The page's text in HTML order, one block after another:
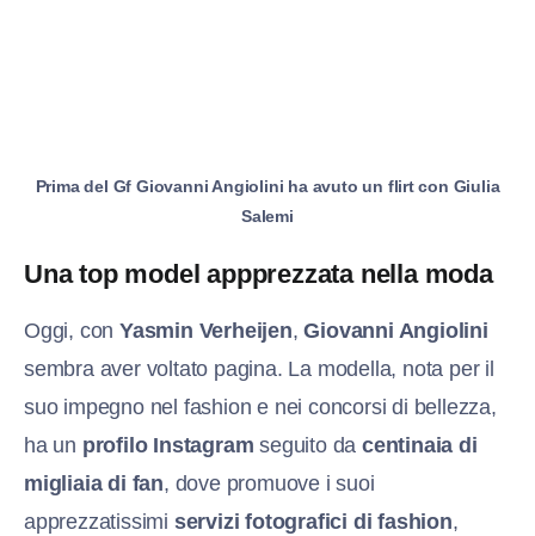
Prima del Gf Giovanni Angiolini ha avuto un flirt con Giulia
Salemi
Una top model appprezzata nella moda
Oggi, con Yasmin Verheijen,Giovanni Angiolini
sembra aver voltato pagina. La modella, nota per il
suo impegno nel fashion e nei concorsi di bellezza,
ha un profilo Instagram seguito dacentinaia di
migliaia di fan, dove promuove i suoi
apprezzatissimi servizi fotografici di fashion,